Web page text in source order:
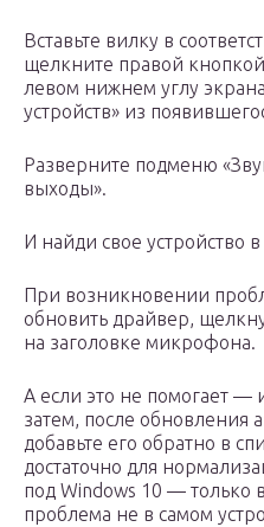
Вставьте вилку в
щелкните правой
левом нижнем углу
устройств» из
Разверните подменю
выходы».
И найди свое устройство в
При возникновении
обновить драйвер,
на заголовке микрофона.
А если это не помогает —
затем, после обновления
добавьте его обратно в
достаточно для
под Windows 10 — только
проблема не в самом